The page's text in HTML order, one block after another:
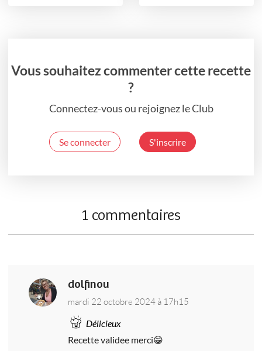
Vous souhaitez commenter cette recette
?
Connectez-vous ou rejoignez le Club
Se connecter S'inscrire
1 commentaires
dolfinou
mardi 22 octobre 2024 à 17h15
Délicieux
Recette validee merci😁